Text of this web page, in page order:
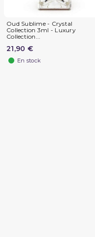
Oud Sublime - Crystal
Collection 3ml - Luxury
Collection...
21,90 €
En stock